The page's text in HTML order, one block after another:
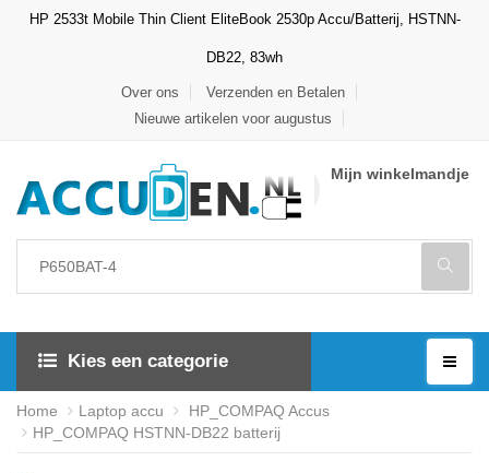
HP 2533t Mobile Thin Client EliteBook 2530p Accu/Batterij, HSTNN-
DB22, 83wh
Over ons
Verzenden en Betalen
Nieuwe artikelen voor augustus
Mijn winkelmandje
Kies een categorie
Home Laptop accu
HP_COMPAQ Accus
HP_COMPAQ HSTNN-DB22 batterij